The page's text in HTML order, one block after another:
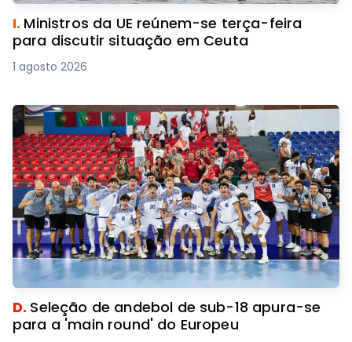
I. Ministros da UE reúnem-se terça-feira
para discutir situação em Ceuta
1 agosto 2026
D. Seleção de andebol de sub-18 apura-se
para a 'main round' do Europeu